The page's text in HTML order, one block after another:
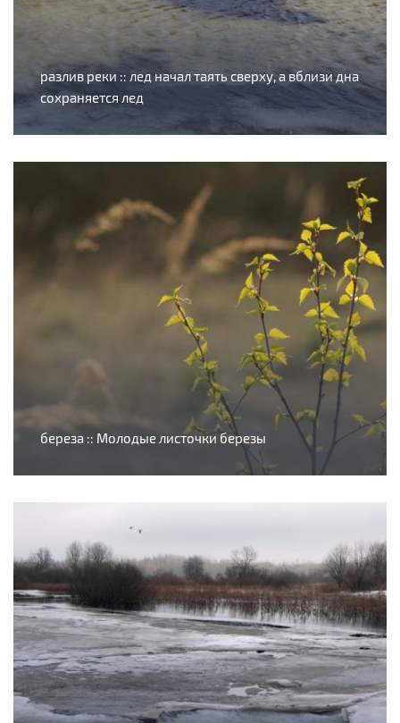
разлив реки :: лед начал таять сверху, а вблизи дна
сохраняется лед
береза :: Молодые листочки березы